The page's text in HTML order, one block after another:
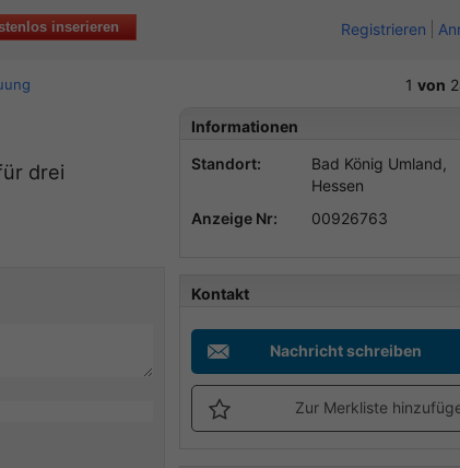
inserieren Registrieren
1 von
drei
Informationen
Standort:
Bad König Umland,
Hessen
Anzeige Nr:
00926763
Kontakt
Nachricht schreiben
Zur Merkliste